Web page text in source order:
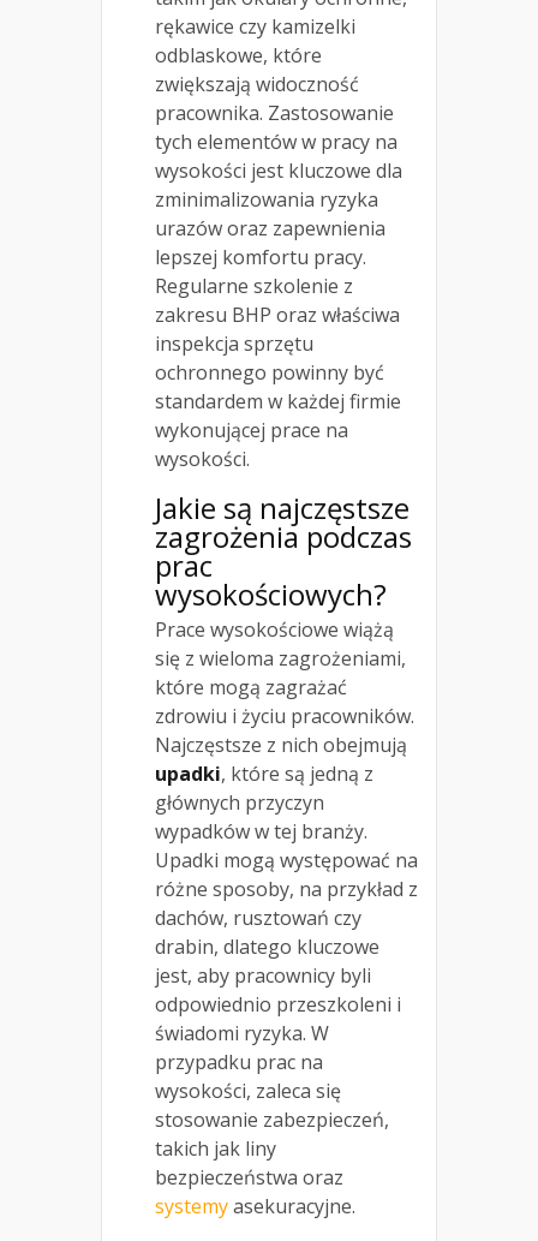
rękawice czy kamizelki
odblaskowe, które
zwiększają widoczność
pracownika. Zastosowanie
tych elementów w pracy na
wysokości jest kluczowe dla
zminimalizowania ryzyka
urazów oraz zapewnienia
lepszej komfortu pracy.
Regularne szkolenie z
zakresu BHP oraz właściwa
inspekcja sprzętu
ochronnego powinny być
standardem w każdej firmie
wykonującej prace na
wysokości.
Jakie są najczęstsze
zagrożenia podczas
prac
wysokościowych?
Prace wysokościowe wiążą
się z wieloma zagrożeniami,
które mogą zagrażać
zdrowiu i życiu pracowników.
Najczęstsze z nich obejmują
upadki, które są jedną z
głównych przyczyn
wypadków w tej branży.
Upadki mogą występować na
różne sposoby, na przykład z
dachów, rusztowań czy
drabin, dlatego kluczowe
jest, aby pracownicy byli
odpowiednio przeszkoleni i
świadomi ryzyka. W
przypadku prac na
wysokości, zaleca się
stosowanie zabezpieczeń,
takich jak liny
bezpieczeństwa oraz
systemyasekuracyjne.